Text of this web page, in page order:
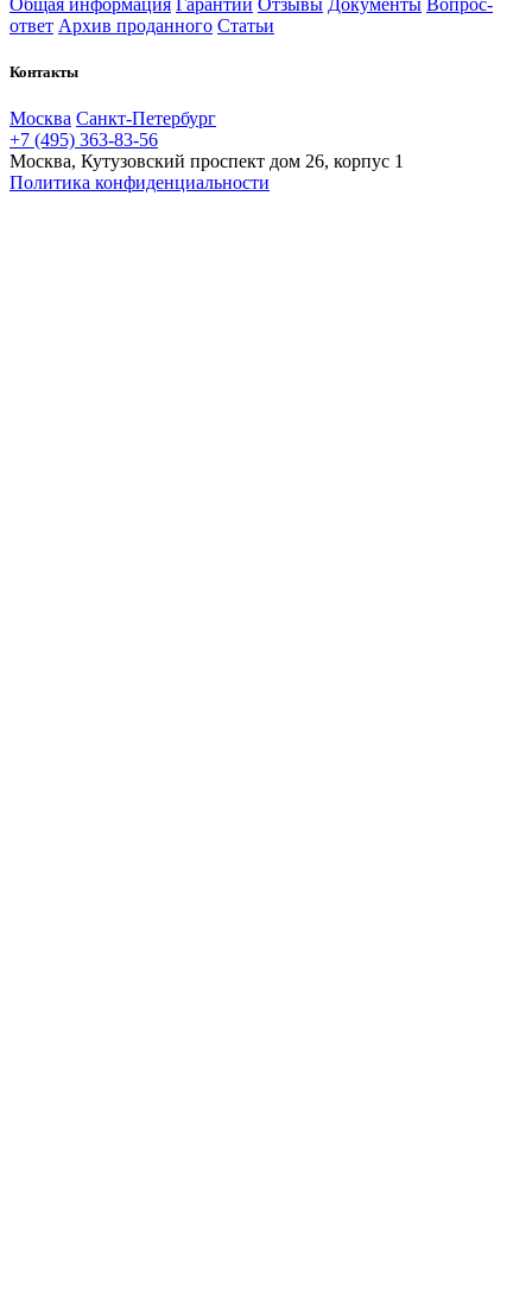
ответ Архив проданного Статьи
Контакты
Москва Санкт-Петербург
+7 (495) 363-83-56
Москва, Кутузовский проспект дом 26, корпус 1
Политика конфиденциальности